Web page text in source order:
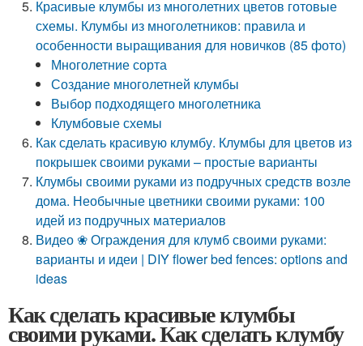
Красивые клумбы из многолетних цветов готовые
схемы. Клумбы из многолетников: правила и
особенности выращивания для новичков (85 фото)
Многолетние сорта
Создание многолетней клумбы
Выбор подходящего многолетника
Клумбовые схемы
Как сделать красивую клумбу. Клумбы для цветов из
покрышек своими руками – простые варианты
Клумбы своими руками из подручных средств возле
дома. Необычные цветники своими руками: 100
идей из подручных материалов
Видео ❀ Ограждения для клумб своими руками:
варианты и идеи | DIY flower bed fences: options and
ideas
Как сделать красивые клумбы
своими руками. Как сделать клумбу